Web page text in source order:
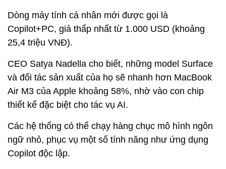
Dòng máy tính cá nhân mới được gọi là
Copilot+PC, giá thấp nhất từ 1.000 USD (khoảng
25,4 triệu VNĐ).
CEO Satya Nadella cho biết, những model Surface
và đối tác sản xuất của họ sẽ nhanh hơn MacBook
Air M3 của Apple khoảng 58%, nhờ vào con chip
thiết kế đặc biệt cho tác vụ AI.
Các hệ thống có thể chạy hàng chục mô hình ngôn
ngữ nhỏ, phục vụ một số tính năng như ứng dụng
Copilot độc lập.